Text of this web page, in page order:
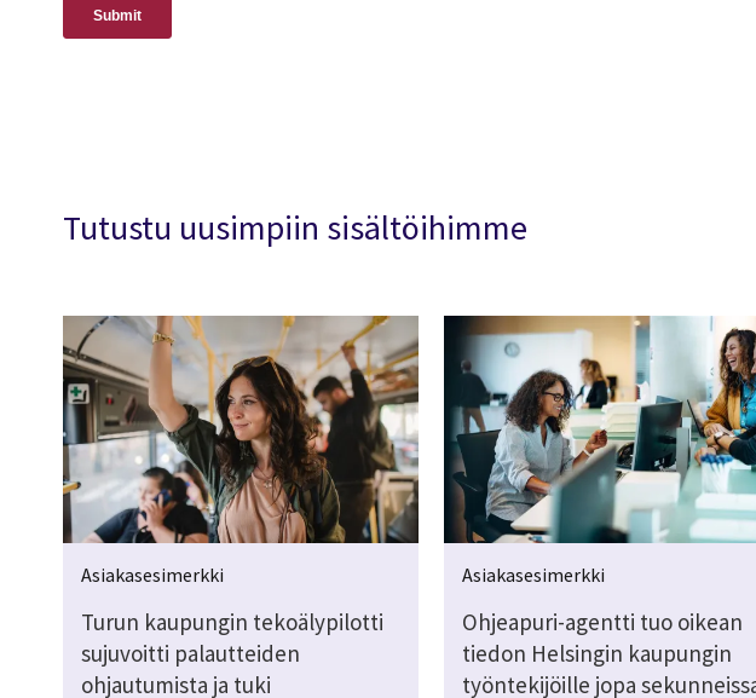
Tutustu uusimpiin sisältöihimme
Asiakasesimerkki
Turun kaupungin tekoälypilotti
sujuvoitti palautteiden
ohjautumista ja tuki
Asiakasesimerkki
Ohjeapuri-agentti tuo oikean
tiedon Helsingin kaupungin
työntekijöille jopa